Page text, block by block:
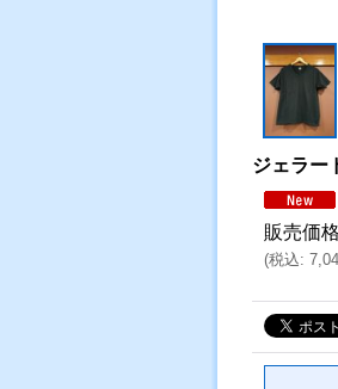
ジェラ
販売価格
(税込: